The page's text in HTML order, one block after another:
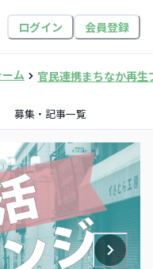
ログイン 会員登録
ム 官民連携まちなか再生
募集・記事一覧